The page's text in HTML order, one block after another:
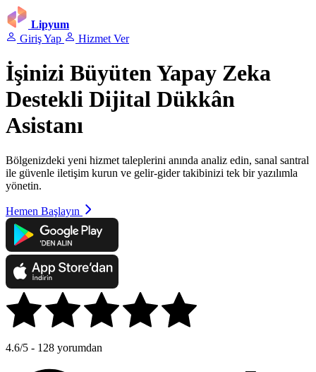
Lipyum
Giriş Yap
Hizmet Ver
İşinizi BüyütenYapay Zeka
Destekli Dijital Dükkân
Asistanı
Bölgenizdeki yeni hizmet taleplerini anında analiz edin, sanal santral
ile güvenle iletişim kurun ve gelir-gider takibinizi tek bir yazılımla
yönetin.
Hemen Başlayın
4.6/5 - 128 yorumdan